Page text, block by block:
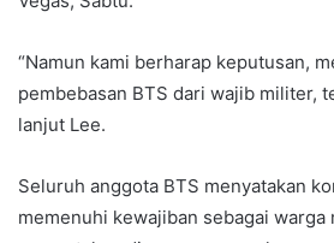
“Namun kami berharap keputusan,
pembebasan BTS dari wajib militer,
lanjut Lee.
Seluruh anggota BTS menyatakan
memenuhi kewajiban sebagai warga